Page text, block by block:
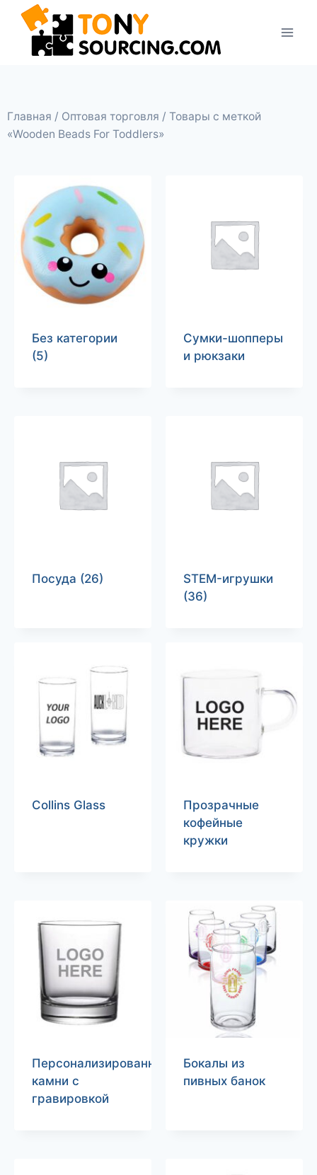
Главная / Оптовая торговля / Товары с меткой
«Wooden Beads For Toddlers»
Без категории
(5)
Сумки-шопперы
и рюкзаки
Посуда (26)
STEM-игрушки
(36)
Collins Glass
Прозрачные
кофейные
кружки
Персонализированные
камни с
гравировкой
Бокалы из
пивных банок